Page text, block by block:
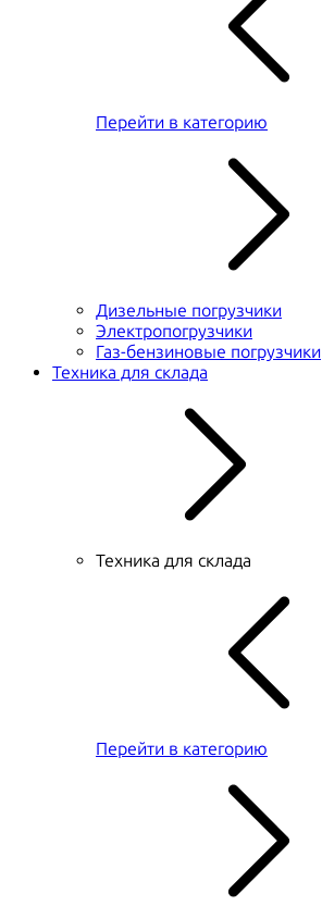
Перейти в категорию
Дизельные погрузчики
Электропогрузчики
Газ-бензиновые погрузчики
Техника для склада
Техника для склада
Перейти в категорию